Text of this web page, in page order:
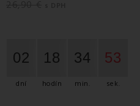
adresu
02
dní
18
hodín
34
min.
53
sek.